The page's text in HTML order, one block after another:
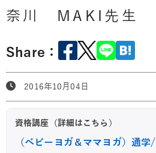
奈川 MAKI先生
Share：
2016年10月04日
資格講座（詳細はこちら）
（ベビーヨガ＆ママヨガ）通学